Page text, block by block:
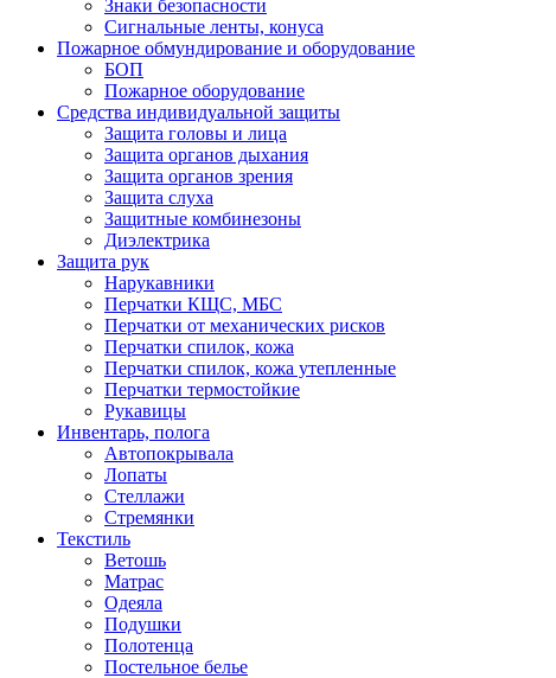
Знаки безопасности
Сигнальные ленты, конуса
Пожарное обмундирование и оборудование
БОП
Пожарное оборудование
Средства индивидуальной защиты
Защита головы и лица
Защита органов дыхания
Защита органов зрения
Защита слуха
Защитные комбинезоны
Диэлектрика
Защита рук
Нарукавники
Перчатки КЩС, МБС
Перчатки от механических рисков
Перчатки спилок, кожа
Перчатки спилок, кожа утепленные
Перчатки термостойкие
Рукавицы
Инвентарь, полога
Автопокрывала
Лопаты
Стеллажи
Стремянки
Текстиль
Ветошь
Матрас
Одеяла
Подушки
Полотенца
Постельное белье